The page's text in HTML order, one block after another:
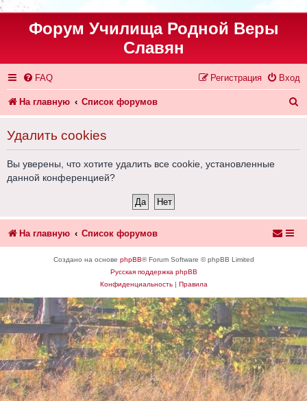
Форум Училища Родной Веры
Славян
FAQ Вход
Регистрация
На главную Список форумов
Удалить cookies
Вы уверены, что хотите удалить все cookie, установленные
данной конференцией?
На главную Список форумов
Создано на основе phpBB® Forum Software © phpBB Limited
Русская поддержка phpBB
Конфиденциальность| Правила